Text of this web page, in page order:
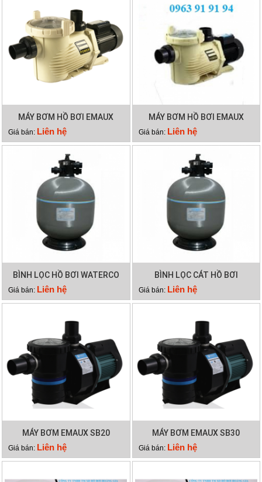
MÁY BƠM HỒ BƠI EMAUX
EPH300
Giá bán: Liên hệ
MÁY BƠM HỒ BƠI EMAUX
EPH200
Giá bán: Liên hệ
BÌNH LỌC HỒ BƠI WATERCO
S600
Giá bán: Liên hệ
BÌNH LỌC CÁT HỒ BƠI
WATERCO S500
Giá bán: Liên hệ
MÁY BƠM EMAUX SB20
Giá bán: Liên hệ
MÁY BƠM EMAUX SB30
Giá bán: Liên hệ